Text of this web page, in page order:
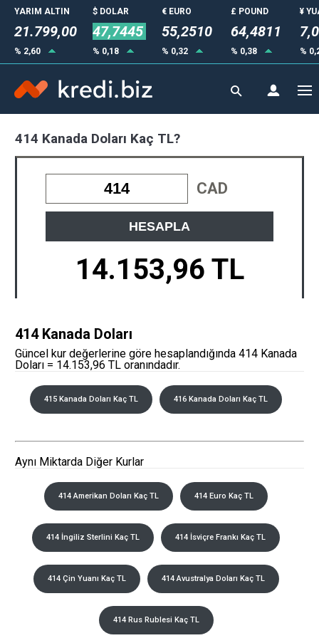
YARIM ALTIN
21.799,00
% 2,60
$ DOLAR
47,7445
% 0,18
€ EURO
55,2510
% 0,32
£ POUND
64,4811
% 0,38
¥
%
414 Kanada Doları Kaç TL?
CAD
HESAPLA
14.153,96 TL
414 Kanada Doları
Güncel kur değerlerine göre hesaplandığında 414 Kanada
Doları = 14.153,96 TL oranındadır.
415 Kanada Doları Kaç TL 416 Kanada Doları Kaç TL
Aynı Miktarda Diğer Kurlar
414 Amerikan Doları Kaç TL 414 Euro Kaç TL
414 İngiliz Sterlini Kaç TL 414 İsviçre Frankı Kaç TL
414 Çin Yuanı Kaç TL 414 Avustralya Doları Kaç TL
414 Rus Rublesi Kaç TL